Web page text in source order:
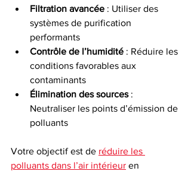
Filtration avancée : Utiliser des
systèmes de purification
performants
Contrôle de l’humidité : Réduire les
conditions favorables aux
contaminants
Élimination des sources :
Neutraliser les points d’émission de
polluants
Votre objectif est de réduire les
polluants dans l’air intérieur en